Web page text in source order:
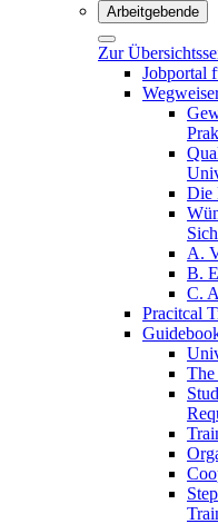
Arbeitgebende
Zur
Jobportal
Die
A.
B.
C.
Pracitcal
The